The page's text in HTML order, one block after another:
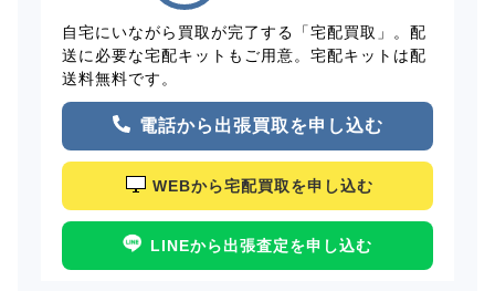
自宅にいながら買取が完了する「宅配買取」。配
送に必要な宅配キットもご用意。宅配キットは配
送料無料です。
電話から出張買取を申し込む
WEBから宅配買取を申し込む
LINEから出張査定を申し込む